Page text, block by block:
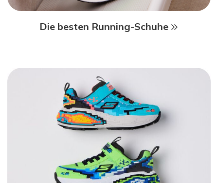
Die besten Running-Schuhe